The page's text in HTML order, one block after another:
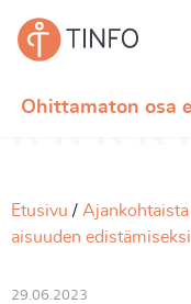
Ohittamaton osa
Etusivu Ajankohtaista
aisuuden
29.06.2023